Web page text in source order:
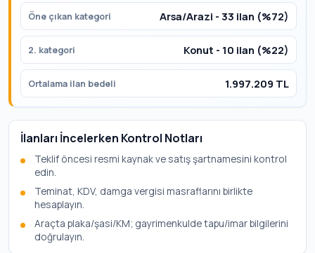
Öne çıkan kategori Arsa/Arazi - 33 ilan (%72)
2. kategori Konut - 10 ilan (%22)
Ortalama ilan bedeli 1.997.209 TL
İlanları İncelerken Kontrol Notları
Teklif öncesi resmi kaynak ve satış şartnamesini kontrol
edin.
Teminat, KDV, damga vergisi masraflarını birlikte
hesaplayın.
Araçta plaka/şasi/KM; gayrimenkulde tapu/imar bilgilerini
doğrulayın.